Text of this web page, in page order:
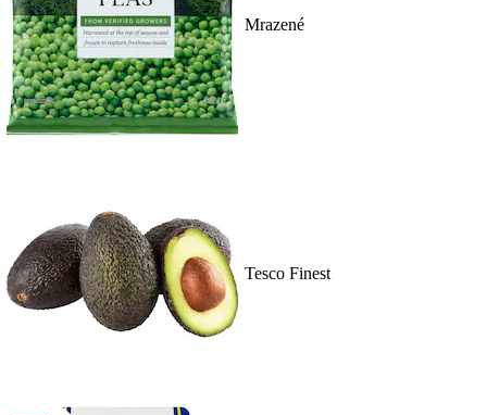
Mrazené
Tesco Finest